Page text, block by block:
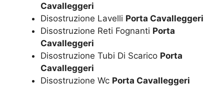
Cavalleggeri
Disostruzione Lavelli Porta Cavalleggeri
Disostruzione Reti Fognanti Porta
Cavalleggeri
Disostruzione Tubi Di Scarico Porta
Cavalleggeri
Disostruzione Wc Porta Cavalleggeri